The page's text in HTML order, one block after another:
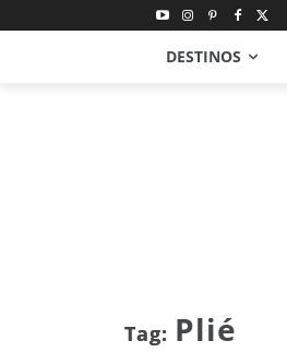
DESTINOS
Tag: Plié